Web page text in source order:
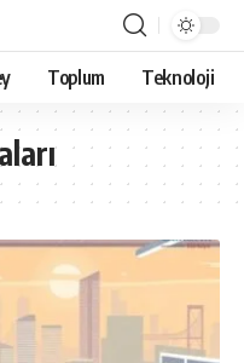
Toplum Teknoloji